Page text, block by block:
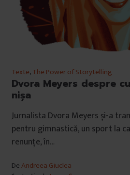
Texte,The Power of Storytelling
Dvora Meyers despre
nișa
Jurnalista Dvora Meyers și-a
pentru gimnastică, un sport la
renunțe, în…
DeAndreea Giuclea